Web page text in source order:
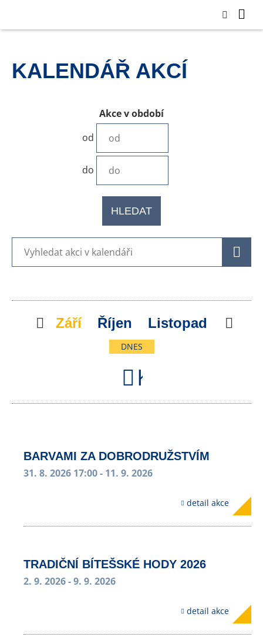
KALENDÁŘ AKCÍ
Akce v období
od
do
HLEDAT
Předchozí
Září Říjen Listopad
DNES
Kalendář
BARVAMI ZA DOBRODRUŽSTVÍM
31. 8. 2026 17:00- 11. 9. 2026
detail akce
TRADIČNÍ BÍTEŠSKÉ HODY 2026
2. 9. 2026- 9. 9. 2026
detail akce